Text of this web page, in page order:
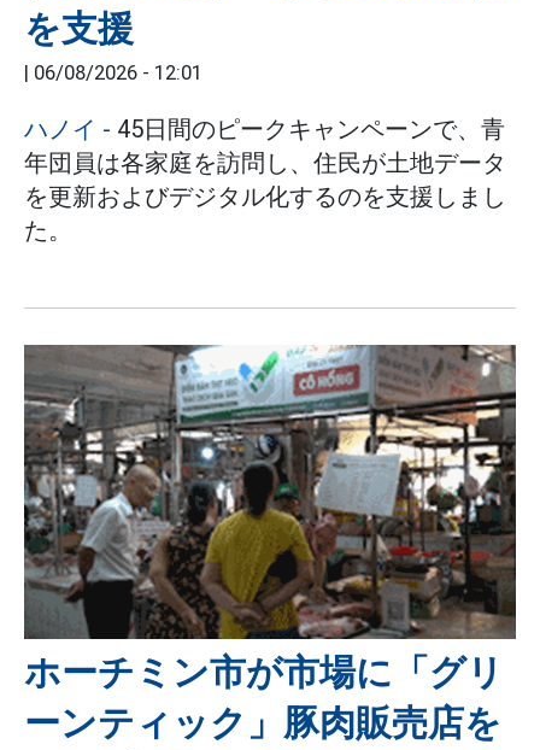
を支援
| 06/08/2026 - 12:01
ハノイ - 45日間のピークキャンペーンで、青
年団員は各家庭を訪問し、住民が土地データ
を更新およびデジタル化するのを支援しまし
た。
ホーチミン市が市場に「グリ
ーンティック」豚肉販売店を